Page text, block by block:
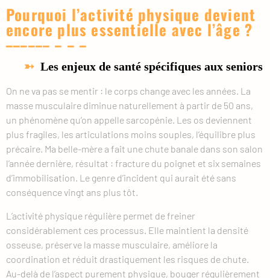
Pourquoi l’activité physique devient
encore plus essentielle avec l’âge ?
Les enjeux de santé spécifiques aux seniors
On ne va pas se mentir : le corps change avec les années. La
masse musculaire diminue naturellement à partir de 50 ans,
un phénomène qu’on appelle sarcopénie. Les os deviennent
plus fragiles, les articulations moins souples, l’équilibre plus
précaire. Ma belle-mère a fait une chute banale dans son salon
l’année dernière, résultat : fracture du poignet et six semaines
d’immobilisation. Le genre d’incident qui aurait été sans
conséquence vingt ans plus tôt.
L’activité physique régulière permet de freiner
considérablement ces processus. Elle maintient la densité
osseuse, préserve la masse musculaire, améliore la
coordination et réduit drastiquement les risques de chute.
Au-delà de l’aspect purement physique, bouger régulièrement